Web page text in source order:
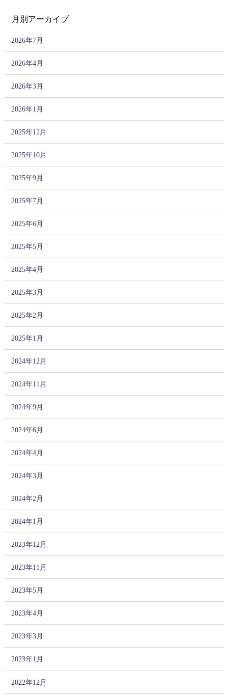
月別アーカイブ
2026年7月
2026年4月
2026年3月
2026年1月
2025年12月
2025年10月
2025年9月
2025年7月
2025年6月
2025年5月
2025年4月
2025年3月
2025年2月
2025年1月
2024年12月
2024年11月
2024年9月
2024年6月
2024年4月
2024年3月
2024年2月
2024年1月
2023年12月
2023年11月
2023年5月
2023年4月
2023年3月
2023年1月
2022年12月